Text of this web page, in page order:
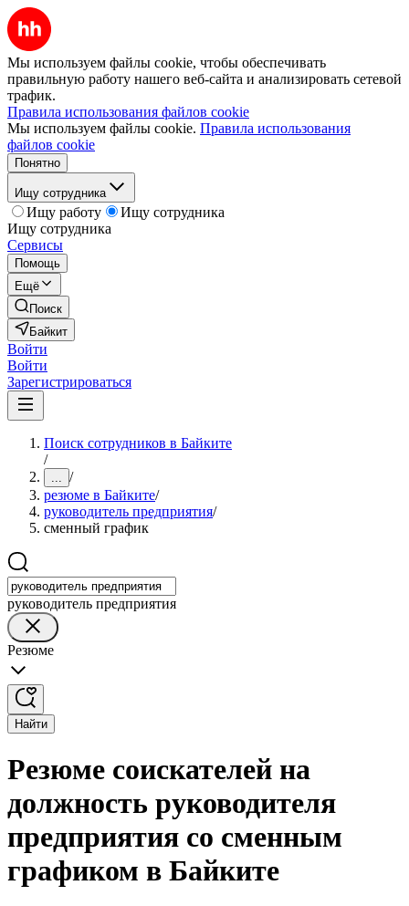
Мы используем файлы cookie, чтобы обеспечивать
правильную работу нашего веб-сайта и анализировать сетевой
трафик.
Правила использования файлов cookie
Мы используем файлы cookie. Правила использования
файлов cookie
Понятно
Ищу сотрудника
Ищу работу
Ищу сотрудника
Ищу сотрудника
Сервисы
Помощь
Ещё
Поиск
Байкит
Войти
Войти
Зарегистрироваться
Поиск сотрудников в Байките
/
... /
резюме в Байките/
руководитель предприятия/
сменный график
руководитель предприятия
Резюме
Найти
Резюме соискателей на
должность руководителя
предприятия со сменным
графиком в Байките